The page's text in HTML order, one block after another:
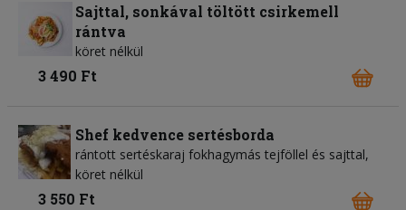
Sajttal, sonkával töltött csirkemell
rántva
köret nélkül
3 490 Ft
Shef kedvence sertésborda
rántott sertéskaraj fokhagymás tejföllel és sajttal,
köret nélkül
3 550 Ft